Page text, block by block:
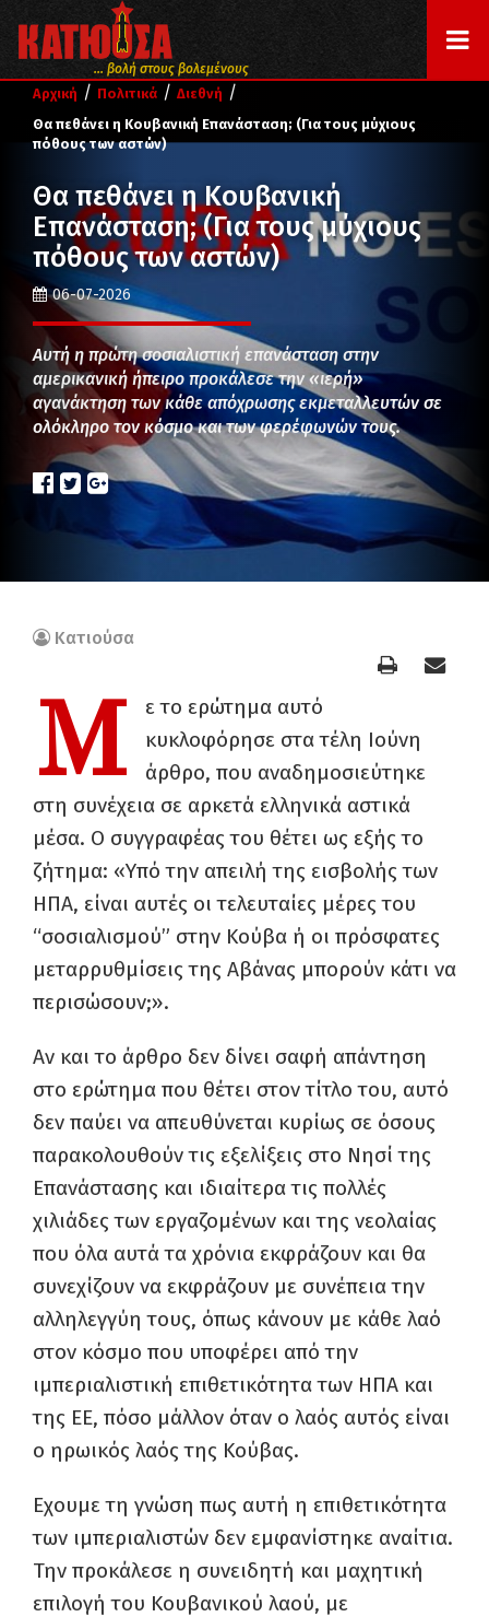
... βολή στους βολεμένους
Αρχική / Πολιτικά / Διεθνή /
Θα πεθάνει η Κουβανική Επανάσταση; (Για τους μύχιους
πόθους των αστών)
Θα πεθάνει η Κουβανική
Επανάσταση; (Για τους μύχιους
πόθους των αστών)
06-07-2026
Αυτή η πρώτη σοσιαλιστική επανάσταση στην
αμερικανική ήπειρο προκάλεσε την «ιερή»
αγανάκτηση των κάθε απόχρωσης εκμεταλλευτών σε
ολόκληρο τον κόσμο και των φερέφωνών τους.
Κατιούσα
Μ
ε το ερώτημα αυτό
κυκλοφόρησε στα τέλη Ιούνη
άρθρο, που αναδημοσιεύτηκε
στη συνέχεια σε αρκετά ελληνικά αστικά
μέσα. Ο συγγραφέας του θέτει ως εξής το
ζήτημα: «Υπό την απειλή της εισβολής των
ΗΠΑ, είναι αυτές οι τελευταίες μέρες του
“σοσιαλισμού” στην Κούβα ή οι πρόσφατες
μεταρρυθμίσεις της Αβάνας μπορούν κάτι να
περισώσουν;».
Αν και το άρθρο δεν δίνει σαφή απάντηση
στο ερώτημα που θέτει στον τίτλο του, αυτό
δεν παύει να απευθύνεται κυρίως σε όσους
παρακολουθούν τις εξελίξεις στο Νησί της
Επανάστασης και ιδιαίτερα τις πολλές
χιλιάδες των εργαζομένων και της νεολαίας
που όλα αυτά τα χρόνια εκφράζουν και θα
συνεχίζουν να εκφράζουν με συνέπεια την
αλληλεγγύη τους, όπως κάνουν με κάθε λαό
στον κόσμο που υποφέρει από την
ιμπεριαλιστική επιθετικότητα των ΗΠΑ και
της ΕΕ, πόσο μάλλον όταν ο λαός αυτός είναι
ο ηρωικός λαός της Κούβας.
Εχουμε τη γνώση πως αυτή η επιθετικότητα
των ιμπεριαλιστών δεν εμφανίστηκε αναίτια.
Την προκάλεσε η συνειδητή και μαχητική
επιλογή του Κουβανικού λαού, με